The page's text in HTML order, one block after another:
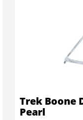
Trek Boone
Pearl